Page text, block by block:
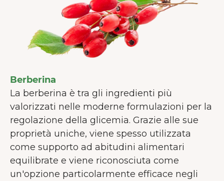
Berberina
La berberina è tra gli ingredienti più
valorizzati nelle moderne formulazioni per la
regolazione della glicemia. Grazie alle sue
proprietà uniche, viene spesso utilizzata
come supporto ad abitudini alimentari
equilibrate e viene riconosciuta come
un'opzione particolarmente efficace negli